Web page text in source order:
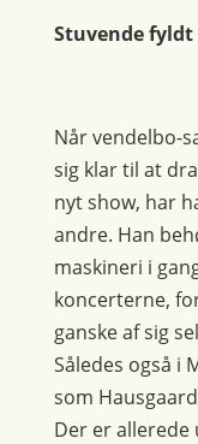
Stuvende
Når vendelbo-
sig klar til at
nyt show, har
andre. Han
maskineri i
koncerterne,
ganske af sig
Således også i
som
Der er